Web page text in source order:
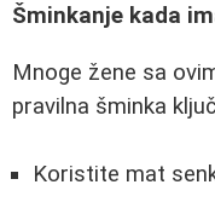
Šminkanje kada
Mnoge žene sa
pravilna šminka
Koristite mat